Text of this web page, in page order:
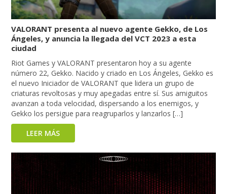
VALORANT presenta al nuevo agente Gekko, de Los
Ángeles, y anuncia la llegada del VCT 2023 a esta
ciudad
Riot Games y VALORANT presentaron hoy a su agente
número 22, Gekko. Nacido y criado en Los Ángeles, Gekko es
el nuevo Iniciador de VALORANT que lidera un grupo de
criaturas revoltosas y muy apegadas entre sí. Sus amiguitos
avanzan a toda velocidad, dispersando a los enemigos, y
Gekko los persigue para reagruparlos y lanzarlos […]
LEER MÁS